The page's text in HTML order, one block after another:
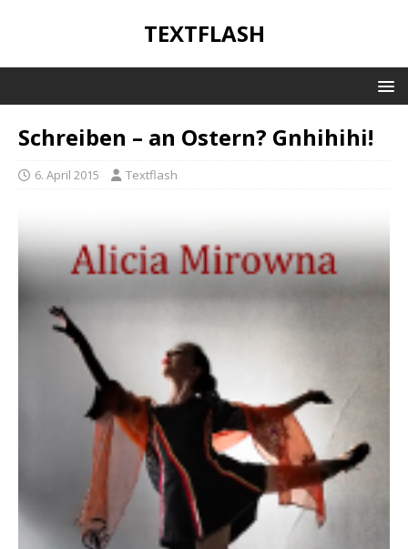
TEXTFLASH
Schreiben – an Ostern? Gnhihihi!
6. April 2015 Textflash